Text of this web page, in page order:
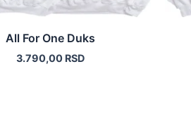
All For One Duks
3.790,00 RSD
stranici